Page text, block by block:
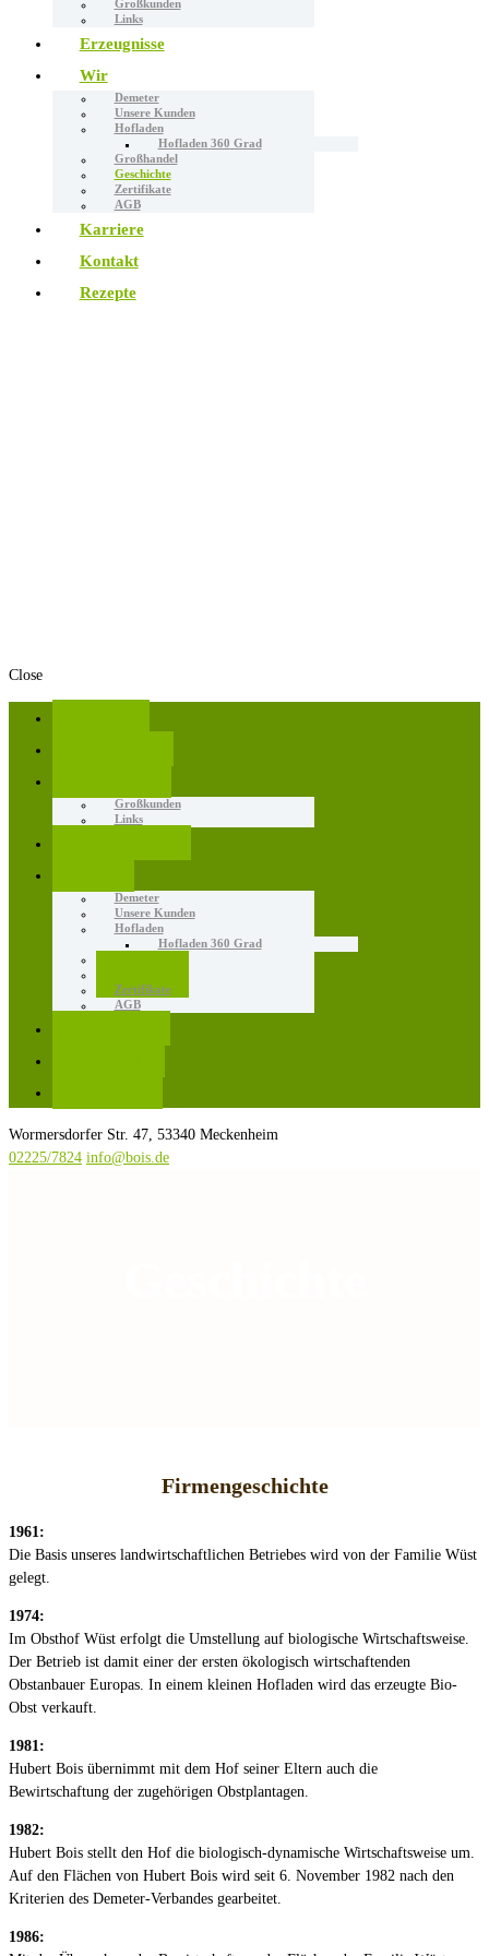
Großkunden
Links
Erzeugnisse
Wir
Demeter
Unsere Kunden
Hofladen
Hofladen 360 Grad
Großhandel
Geschichte
Zertifikate
AGB
Karriere
Kontakt
Rezepte
Close
Großkunden
Links
Demeter
Unsere Kunden
Hofladen
Hofladen 360 Grad
Zertifikate
AGB
Wormersdorfer Str. 47, 53340 Meckenheim
02225/7824 info@bois.de
Firmengeschichte
1961:
Die Basis unseres landwirtschaftlichen Betriebes wird von der Familie Wüst
gelegt.
1974:
Im Obsthof Wüst erfolgt die Umstellung auf biologische Wirtschaftsweise.
Der Betrieb ist damit einer der ersten ökologisch wirtschaftenden
Obstanbauer Europas. In einem kleinen Hofladen wird das erzeugte Bio-
Obst verkauft.
1981:
Hubert Bois übernimmt mit dem Hof seiner Eltern auch die
Bewirtschaftung der zugehörigen Obstplantagen.
1982:
Hubert Bois stellt den Hof die biologisch-dynamische Wirtschaftsweise um.
Auf den Flächen von Hubert Bois wird seit 6. November 1982 nach den
Kriterien des Demeter-Verbandes gearbeitet.
1986: